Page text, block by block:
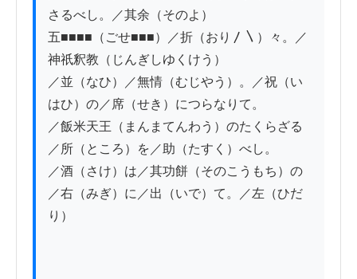
さるべし。／其余（そのよ）
五■■■■（ごせ■■■）／折（おり〳〵）々。／
神祇釈教（じんぎしゆくけう）
／並（なひ）／無情（むじやう）。／祝（い
はひ）の／席（せき）につらなりて。
／飯米天王（まんまてんわう）のたくらざる
／所（ところ）を／助（たすく）べし。
／酒（さけ）は／其功餅（そのこうもち）の
／右（みぎ）に／出（いで）て。／左（ひだ
り）